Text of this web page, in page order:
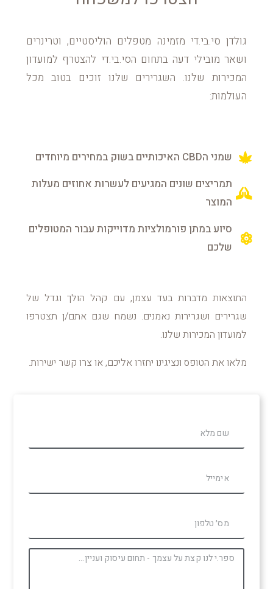
גולדן סי.בי.די מזמינה מטפלים הוליסטיים, וטרינרים
ושאר מובילי דעה בתחום הסי.בי.די להצטרף למועדון
המכירות שלנו. השגרירים שלנו זוכים בטוב מכל
העולמות:
שמני הCBD האיכותיים בשוק במחירים מיוחדים
תמריצים שונים המגיעים לעשרות אחוזים מעלות
המוצר
סיוע במתן פורמולציות מדוייקות עבור המטופלים
שלכם
התוצאות מדברות בעד עצמן, עם קהל הולך וגדל של
שגרירים ושגרירות נאמנים. נשמח שגם אתם/ן תצטרפו
למועדון המכירות שלנו.
מלאו את הטופס ונציגינו יחזרו אליכם, או צרו קשר ישירות.